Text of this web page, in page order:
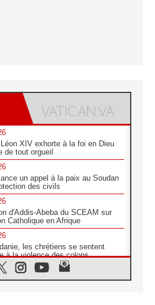
XIV exhorte à la foi en Dieu
de tout orgueil
un appel à la paix au Soudan
des civils
d'Addis-Abeba du SCEAM sur
Catholique en Afrique
les chrétiens se sentent
à la violence des colons
sanctuaire de Notre Dame du